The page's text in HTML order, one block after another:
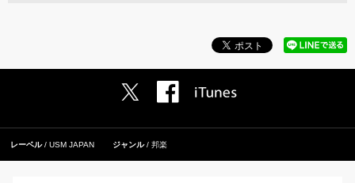
レーベル USM JAPAN ジャンル 邦楽